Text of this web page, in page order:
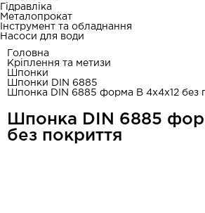
Гідравліка
Металопрокат
Інструмент та обладнання
Насоси для води
Головна
Кріплення та метизи
Шпонки
Шпонки DIN 6885
Шпонка DIN 6885 форма В 4x4x12 без
Шпонка DIN 6885
без покриття